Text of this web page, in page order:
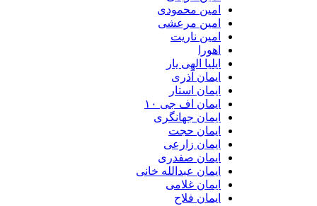
امین محمودی
امین مرعشی
امین ناریت
اهورا
ایلیا الهی یار
ایمان آذری
ایمان استار
ایمان اف جی ۱۰
ایمان جهانگری
ایمان حجت
ایمان زارعی
ایمان صفدری
ایمان عبدالله خانی
ایمان غلامی
ایمان فلاح